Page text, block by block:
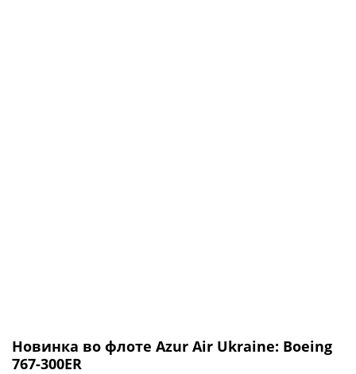
Новинка во флоте Azur Air Ukraine: Boeing
767-300ER